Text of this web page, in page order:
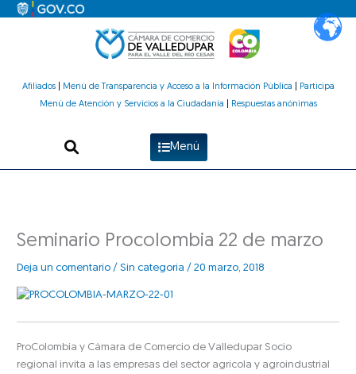
Afiliados| Menú de Transparencia y Acceso a la Información Pública
Participa
Menú de Atención y Servicios a la Ciudadanía
Respuestas anónimas
Menú
Seminario Procolombia 22 de marzo
Deja un comentario /Sin categoría /20 marzo, 2018
ProColombia y Cámara de Comercio de Valledupar Socio
regional invita a las empresas del sector agrícola y agroindustrial